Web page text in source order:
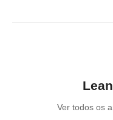
Ver todos os